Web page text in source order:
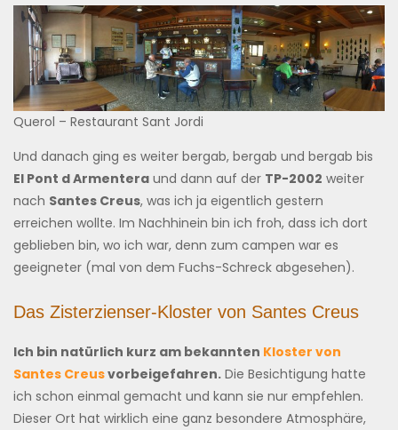
Querol – Restaurant Sant Jordi
Und danach ging es weiter bergab, bergab und bergab bis
El Pont d Armentera und dann auf der TP-2002 weiter
nach Santes Creus, was ich ja eigentlich gestern
erreichen wollte. Im Nachhinein bin ich froh, dass ich dort
geblieben bin, wo ich war, denn zum campen war es
geeigneter (mal von dem Fuchs-Schreck abgesehen).
Das Zisterzienser-Kloster von Santes Creus
Ich bin natürlich kurz am bekannten Kloster von
Santes Creusvorbeigefahren. Die Besichtigung hatte
ich schon einmal gemacht und kann sie nur empfehlen.
Dieser Ort hat wirklich eine ganz besondere Atmosphäre,